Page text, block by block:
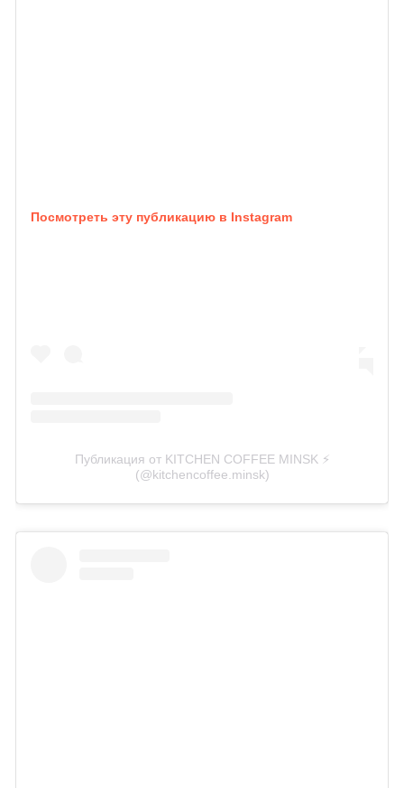
Посмотреть эту публикацию в Instagram
Публикация от KITCHEN COFFEE MINSK ⚡️
(@kitchencoffee.minsk)